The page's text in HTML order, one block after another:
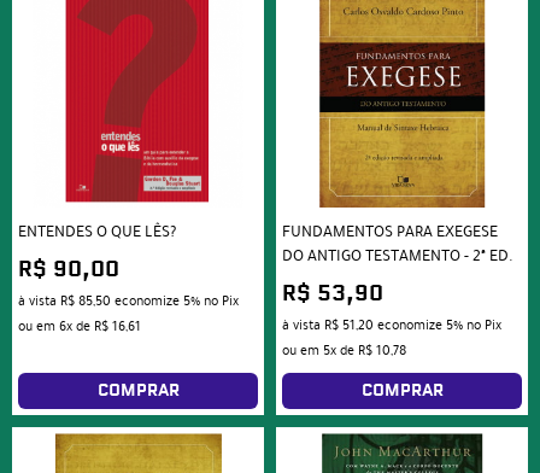
ENTENDES O QUE LÊS?
R$ 90,00
à vista R$ 85,50 economize 5% no Pix
ou em 6xde R$ 16,61
COMPRAR
FUNDAMENTOS PARA EXEGESE
DO ANTIGO TESTAMENTO - 2ª ED.
R$ 53,90
à vista R$ 51,20 economize 5% no Pix
ou em 5xde R$ 10,78
COMPRAR